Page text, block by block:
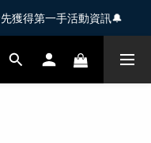
惠【會員限定】
獲得第一手活動資訊🔔
惠【會員限定】